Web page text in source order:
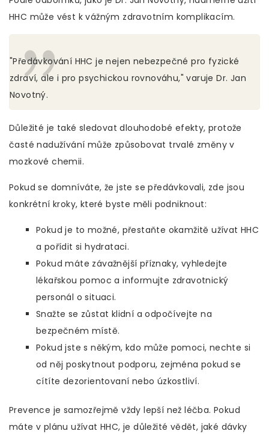
HHC může vést k vážným zdravotním komplikacím.
"Předávkování HHC je nejen nebezpečné pro fyzické
zdraví, ale i pro psychickou rovnováhu," varuje Dr. Jan
Novotný.
Důležité je také sledovat dlouhodobé efekty, protože
časté nadužívání může způsobovat trvalé změny v
mozkové chemii.
Pokud se domníváte, že jste se předávkovali, zde jsou
konkrétní kroky, které byste měli podniknout:
Pokud je to možné, přestaňte okamžitě užívat HHC
a pořídit si hydrataci.
Pokud máte závažnější příznaky, vyhledejte
lékařskou pomoc a informujte zdravotnický
personál o situaci.
Snažte se zůstat klidní a odpočívejte na
bezpečném místě.
Pokud jste s někým, kdo může pomoci, nechte si
od něj poskytnout podporu, zejména pokud se
cítíte dezorientovaní nebo úzkostliví.
Prevence je samozřejmě vždy lepší než léčba. Pokud
máte v plánu užívat HHC, je důležité vědět, jaké dávky